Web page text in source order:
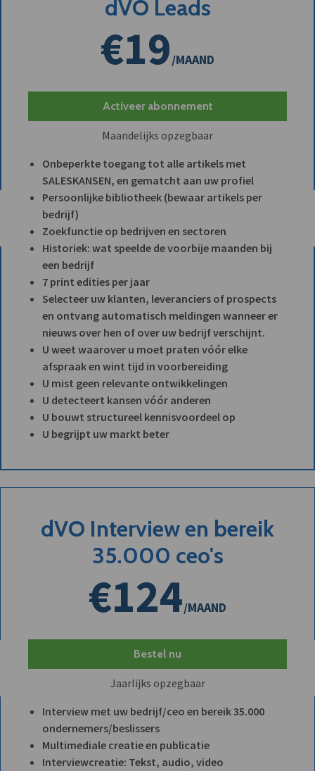
dVO Leads
€19/MAAND
Activeer abonnement
Maandelijks opzegbaar
Onbeperkte toegang tot alle artikels met
SALESKANSEN, en gematcht aan uw profiel
Persoonlijke bibliotheek (bewaar artikels per
bedrijf)
Zoekfunctie op bedrijven en sectoren
Historiek: wat speelde de voorbije maanden bij
een bedrijf
7 print edities per jaar
Selecteer uw klanten, leveranciers of prospects
en ontvang automatisch meldingen wanneer er
nieuws over hen of over uw bedrijf verschijnt.
U weet waarover u moet praten vóór elke
afspraak en wint tijd in voorbereiding
U mist geen relevante ontwikkelingen
U detecteert kansen vóór anderen
U bouwt structureel kennisvoordeel op
U begrijpt uw markt beter
dVO Interview en bereik
35.000 ceo's
€124/MAAND
Bestel nu
Jaarlijks opzegbaar
Interview met uw bedrijf/ceo en bereik 35.000
ondernemers/beslissers
Multimediale creatie en publicatie
Interviewcreatie: Tekst, audio, video